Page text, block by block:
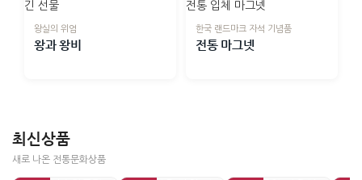
왕실의 위엄
왕과 왕비
한국 랜드마크 자석 기념품
전통 마그넷
최신상품
새로 나온 전통문화상품